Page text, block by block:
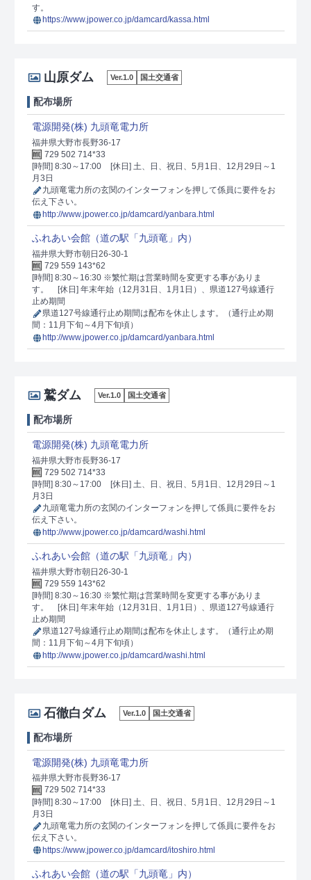
す。
https://www.jpower.co.jp/damcard/kassa.html
山原ダム Ver.1.0 国土交通省
配布場所
電源開発(株) 九頭竜電力所
福井県大野市長野36-17
729 502 714*33
[時間] 8:30～17:00
[休日] 土、日、祝日、5月1日、12月29日～1
月3日
九頭竜電力所の玄関のインターフォンを押して係員に要件をお
伝え下さい。
http://www.jpower.co.jp/damcard/yanbara.html
ふれあい会館（道の駅「九頭竜」内）
福井県大野市朝日26-30-1
729 559 143*62
[時間] 8:30～16:30 ※繁忙期は営業時間を変更する事がありま
す。
[休日] 年末年始（12月31日、1月1日）、県道127号線通行
止め期間
県道127号線通行止め期間は配布を休止します。（通行止め期
間：11月下旬～4月下旬頃）
http://www.jpower.co.jp/damcard/yanbara.html
鷲ダム Ver.1.0 国土交通省
配布場所
電源開発(株) 九頭竜電力所
福井県大野市長野36-17
729 502 714*33
[時間] 8:30～17:00
[休日] 土、日、祝日、5月1日、12月29日～1
月3日
九頭竜電力所の玄関のインターフォンを押して係員に要件をお
伝え下さい。
http://www.jpower.co.jp/damcard/washi.html
ふれあい会館（道の駅「九頭竜」内）
福井県大野市朝日26-30-1
729 559 143*62
[時間] 8:30～16:30 ※繁忙期は営業時間を変更する事がありま
す。
[休日] 年末年始（12月31日、1月1日）、県道127号線通行
止め期間
県道127号線通行止め期間は配布を休止します。（通行止め期
間：11月下旬～4月下旬頃）
http://www.jpower.co.jp/damcard/washi.html
石徹白ダム Ver.1.0 国土交通省
配布場所
電源開発(株) 九頭竜電力所
福井県大野市長野36-17
729 502 714*33
[時間] 8:30～17:00
[休日] 土、日、祝日、5月1日、12月29日～1
月3日
九頭竜電力所の玄関のインターフォンを押して係員に要件をお
伝え下さい。
https://www.jpower.co.jp/damcard/itoshiro.html
ふれあい会館（道の駅「九頭竜」内）